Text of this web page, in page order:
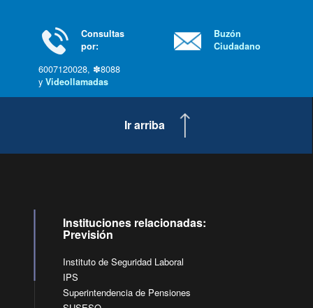
Consultas
por:
6007120028, ✽8088
y Videollamadas
Buzón
Ciudadano
Ir arriba
Instituciones relacionadas:
Previsión
Instituto de Seguridad Laboral
IPS
Superintendencia de Pensiones